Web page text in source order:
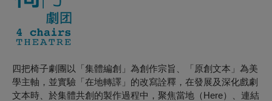
四把椅子劇團以「集體編創」為創作宗旨、「原創文本」為美
學主軸，並實驗「在地轉譯」的改寫詮釋，在發展及深化戲劇
文本時、於集體共創的製作過程中，聚焦當地（Here）、連結